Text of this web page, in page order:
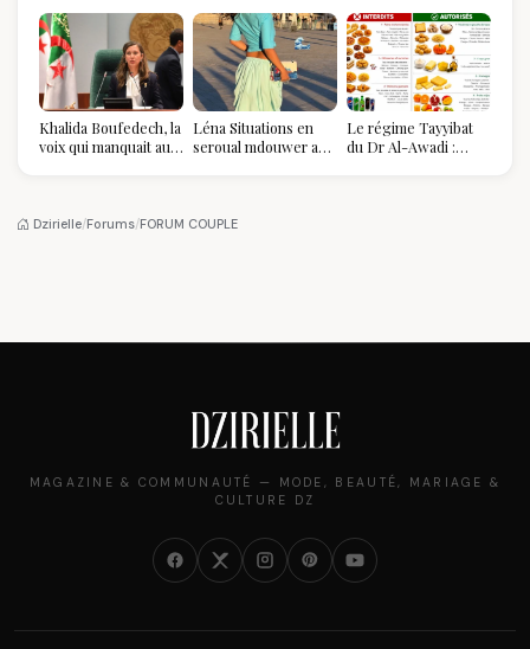
Khalida Boufedech, la
voix qui manquait au
Léna Situations en
seroual mdouwer au
pièce mode de l'été
Le régime Tayyibat
du Dr Al-Awadi :
Dzirielle/Forums/FORUM COUPLE
MAGAZINE & COMMUNAUTÉ — MODE, BEAUTÉ, MARIAGE &
CULTURE DZ